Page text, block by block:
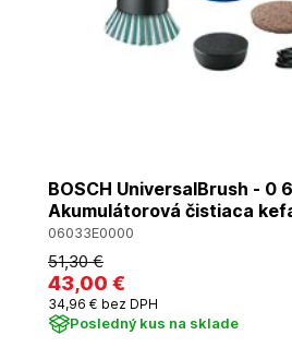
BOSCH UniversalBrush - 0
Akumulátorová čistiaca
06033E0000
51,30 €
43,00 €
34,96 € bez DPH
Posledný kus na sklade